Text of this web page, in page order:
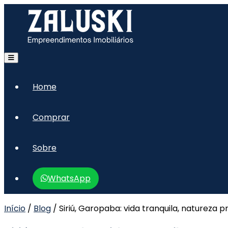
Home
Comprar
Sobre
WhatsApp
Início / Blog / Siriú, Garopaba: vida tranquila, natureza